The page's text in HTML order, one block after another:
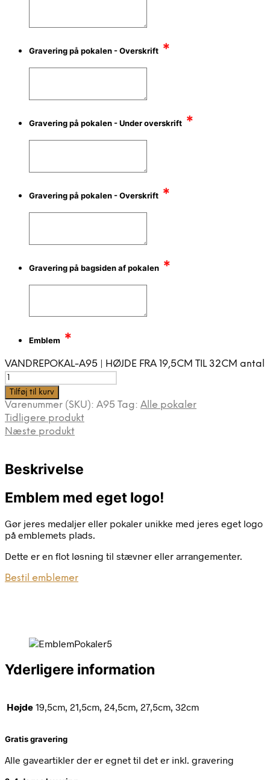
Gravering på pokalen - Overskrift *
Gravering på pokalen - Under overskrift *
Gravering på pokalen - Overskrift *
Gravering på bagsiden af pokalen *
Emblem *
VANDREPOKAL-A95 | HØJDE FRA 19,5CM TIL 32CM antal
Tilføj til kurv
Varenummer (SKU): A95 Tag: Alle pokaler
Tidligere produkt
Næste produkt
Beskrivelse
Emblem med eget logo!
Gør jeres medaljer eller pokaler unikke med jeres eget logo
på emblemets plads.
Dette er en flot løsning til stævner eller arrangementer.
Bestil emblemer
Yderligere information
Højde 19,5cm, 21,5cm, 24,5cm, 27,5cm, 32cm
Gratis gravering
Alle gaveartikler der er egnet til det er inkl. gravering